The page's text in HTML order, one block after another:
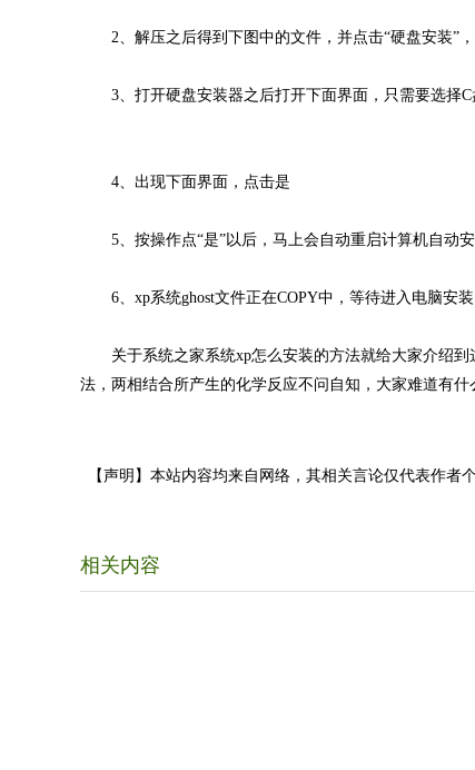
2、解压之后得到下图中的文件，并点击“硬盘安装”
3、打开硬盘安装器之后打开下面界面，只需要选择C
4、出现下面界面，点击是
5、按操作点“是”以后，马上会自动重启计算机自动安
6、xp系统ghost文件正在COPY中，等待进入电脑安
关于系统之家系统xp怎么安装的方法就给大家介绍到
法，两相结合所产生的化学反应不问自知，大家难道有
【声明】本站内容均来自网络，其相关言论仅代表作
相关内容